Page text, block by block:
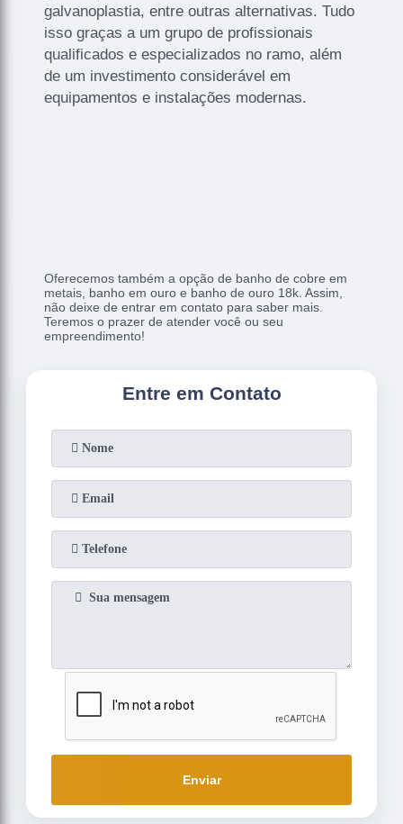
galvanoplastia, entre outras alternativas. Tudo
isso graças a um grupo de profissionais
qualificados e especializados no ramo, além
de um investimento considerável em
equipamentos e instalações modernas.
Oferecemos também a opção de banho de cobre em
metais, banho em ouro e banho de ouro 18k. Assim,
não deixe de entrar em contato para saber mais.
Teremos o prazer de atender você ou seu
empreendimento!
Entre em Contato
Enviar